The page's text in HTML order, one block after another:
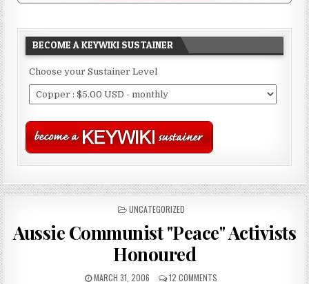
BECOME A KEYWIKI SUSTAINER
Choose your Sustainer Level
POSTED
UNCATEGORIZED
Aussie Communist "Peace" Activists
Honoured
MARCH 31, 2006 12 COMMENTS